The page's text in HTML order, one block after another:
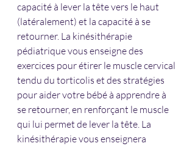
capacité à lever la tête vers le haut
(latéralement) et la capacité à se
retourner. La kinésithérapie
pédiatrique vous enseigne des
exercices pour étirer le muscle cervical
tendu du torticolis et des stratégies
pour aider votre bébé à apprendre à
se retourner, en renforçant le muscle
qui lui permet de lever la tête. La
kinésithérapie vous enseignera